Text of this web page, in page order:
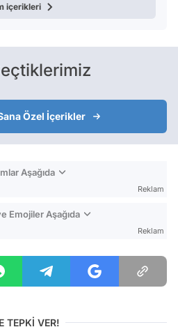
içerikleri
Özel İçerikler
Aşağıda
Reklam
Emojiler Aşağıda
Reklam
TEPKİ VER!